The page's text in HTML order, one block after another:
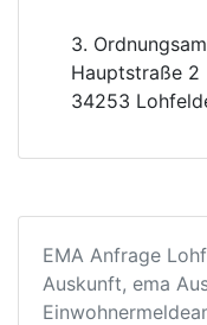
3.
Hauptstraße 2
34253
EMA Anfrage
Auskunft, ema